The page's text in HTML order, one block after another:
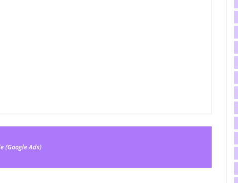
(Google Ads)